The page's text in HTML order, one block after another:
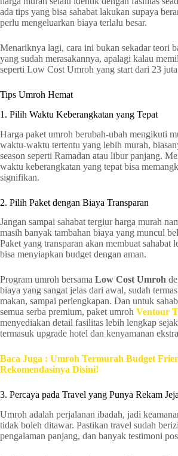
ada tips yang bisa sahabat lakukan supaya
perlu mengeluarkan biaya terlalu besar.
Menariknya lagi, cara ini bukan sekadar teori
yang sudah merasakannya, apalagi kalau
seperti Low Cost Umroh yang start dari 23
Tips Umroh Hemat
1. Pilih Waktu Keberangkatan yang Tepat
Harga paket umroh berubah-ubah mengikuti
waktu-waktu tertentu yang lebih murah,
season seperti Ramadan atau libur panjang.
waktu keberangkatan yang tepat bisa
signifikan.
2. Pilih Paket dengan Biaya Transparan
Jangan sampai sahabat tergiur harga murah
masih banyak tambahan biaya yang muncul
Paket yang transparan akan membuat sahabat
bisa menyiapkan budget dengan aman.
Program umroh bersama Low Cost Umroh
biaya yang sangat jelas dari awal, sudah
makan, sampai perlengkapan. Dan untuk
semua serba premium, paket umroh Ventour
menyediakan detail fasilitas lebih lengkap
termasuk upgrade hotel dan kenyamanan
Baca Juga : Umroh Termurah Budget
Rekomendasinya Disini!
3. Percaya pada Travel yang Punya Rekam
Umroh adalah perjalanan ibadah, jadi
tidak boleh ditawar. Pastikan travel sudah
pengalaman panjang, dan banyak testimoni